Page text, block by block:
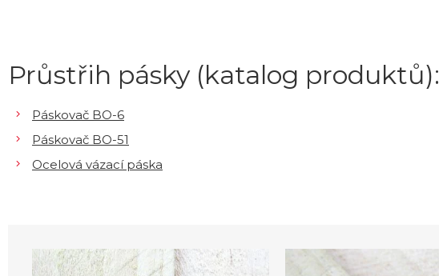
Průstřih pásky (katalog produktů):
Páskovač BO-6
Páskovač BO-51
Ocelová vázací páska